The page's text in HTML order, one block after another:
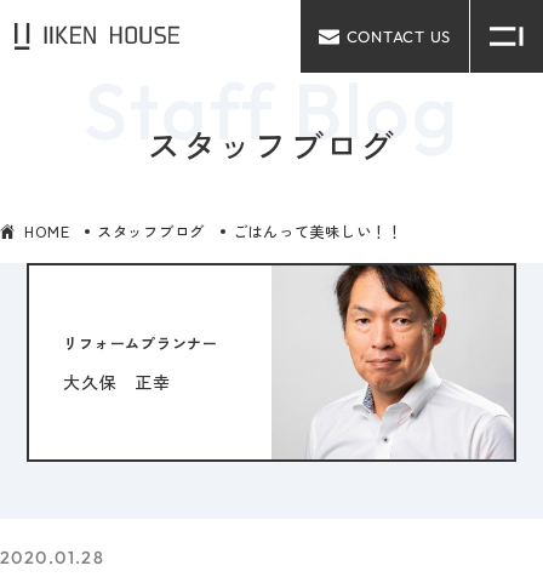
CONTACT US
スタッフブログ
HOME スタッフブログ ごはんって美味しい！！
リフォームプランナー
大久保 正幸
2020.01.28